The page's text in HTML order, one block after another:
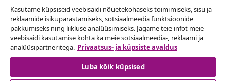
vidaXL
Vaata rohkem
Kasutame küpsiseid veebisaidi nõuetekohaseks toimimiseks, sisu ja
reklaamide isikupärastamiseks, sotsiaalmeedia funktsioonide
pakkumiseks ning liikluse analüüsimiseks. Jagame teie infot meie
veebisaidi kasutamise kohta ka meie sotsiaalmeedia-, reklaami ja
analüüsipartneritega. Privaatsus- ja küpsiste avaldus
Luba kõik küpsised